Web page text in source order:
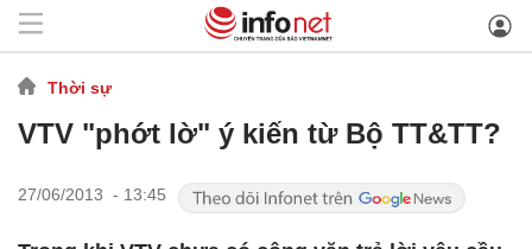
Thời sự
VTV "phớt lờ" ý kiến từ Bộ TT&TT?
27/06/2013 - 13:45